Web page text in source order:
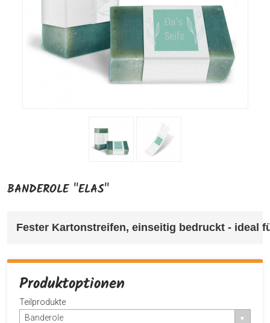
BANDEROLE "ELAS"
Fester Kartonstreifen, einseitig bedruckt - ideal
Produktoptionen
Teilprodukte
Banderole